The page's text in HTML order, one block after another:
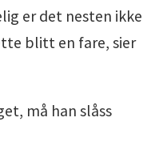
er det nesten ikke
blitt en fare, sier
må han slåss